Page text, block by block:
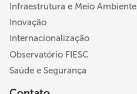
Infraestrutura e Meio Ambiente
Inovação
Internacionalização
Observatório FIESC
Saúde e Segurança